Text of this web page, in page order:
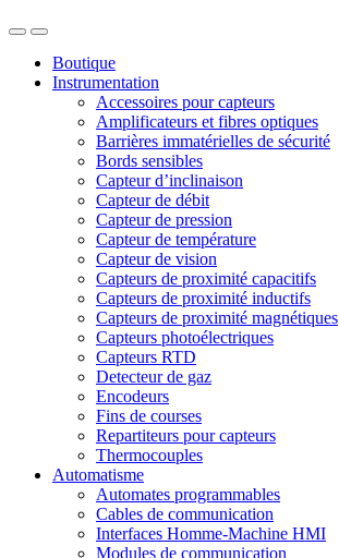
Boutique
Instrumentation
Accessoires pour capteurs
Amplificateurs et fibres optiques
Barrières immatérielles de sécurité
Bords sensibles
Capteur d’inclinaison
Capteur de débit
Capteur de pression
Capteur de température
Capteur de vision
Capteurs de proximité capacitifs
Capteurs de proximité inductifs
Capteurs de proximité magnétiques
Capteurs photoélectriques
Capteurs RTD
Detecteur de gaz
Encodeurs
Fins de courses
Repartiteurs pour capteurs
Thermocouples
Automatisme
Automates programmables
Cables de communication
Interfaces Homme-Machine HMI
Modules de communication